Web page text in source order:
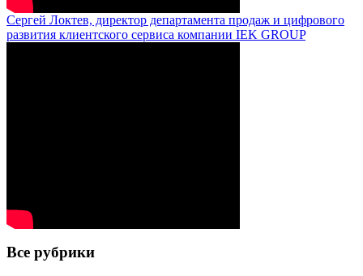
Сергей Локтев, директор департамента продаж и цифрового
развития клиентского сервиса компании IEK GROUP
Все рубрики